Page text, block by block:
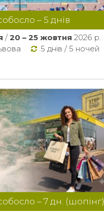
– 5 днів
/ 20 – 25 жовтня 2026 р.
5 днів / 5 ночей
– 7 дн. (шопінг)